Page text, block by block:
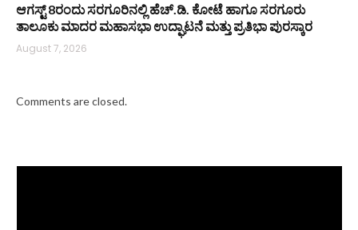
ಆಗಸ್ಟ್ 8ರಂದು ಸರಗೂರಿನಲ್ಲಿ ಹೆಚ್.ಡಿ. ಕೋಟೆ ಹಾಗೂ ಸರಗೂರು
ತಾಲೂಕು ಮಾದರ ಮಹಾಸಭಾ ಉದ್ಘಾಟನೆ ಮತ್ತು ಪ್ರತಿಭಾ ಪುರಸ್ಕಾರ
August 7, 2026
Comments are closed.